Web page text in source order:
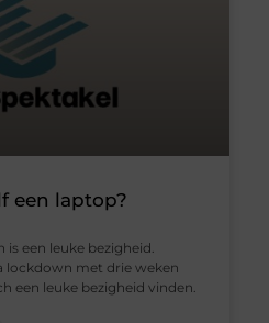
een laptop?
een leuke bezigheid.
lockdown met drie weken
een leuke bezigheid vinden.